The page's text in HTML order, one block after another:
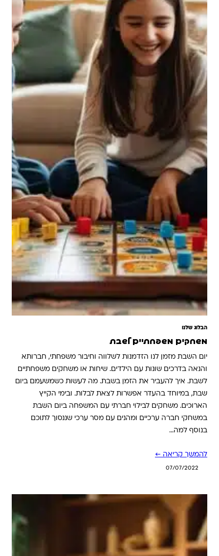
הבלוג שלנו
משחקים משפחתיים לשבת
יום השבת מזמן לנו הזדמנות לשלווה וחיבור משפחתי, חברותא
והנאה בדרכים שונות עם הילדים. שיחות או משחקים משפחתיים
לשבת. איך להעביר את הזמן בשבת. מה לעשות כשמשעמם ביום
שבת, במיוחד בהעדר אפשרות לצאת לבלות. ובימי הקייץ
הארוכים. משחקים לבילוי חברתי עם המשפחה ביום השבת
במשחקי חברה ערכיים ומהנים עם מסר ערכי שננסוך לתוכם
בנוסף למה…
להמשך קריאה ←
07/07/2022